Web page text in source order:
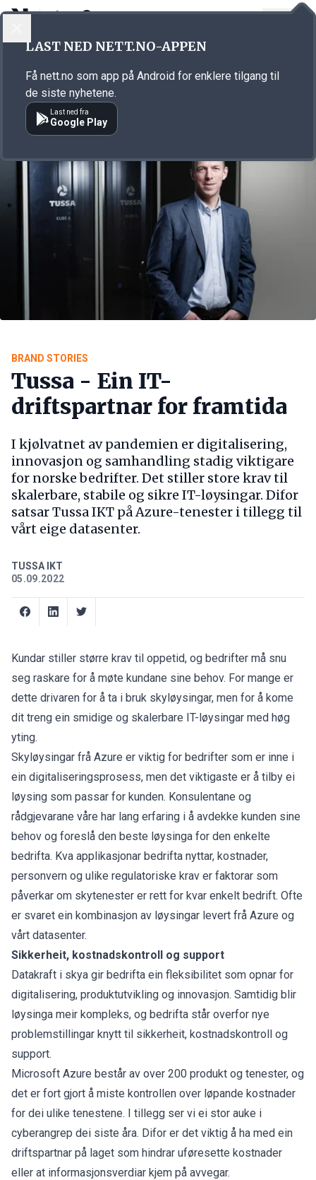
Annonsørinnhold
Annonsørinnhold
BRAND STORIES
Tussa - Ein IT-
driftspartnar for framtida
I kjølvatnet av pandemien er digitalisering,
innovasjon og samhandling stadig viktigare
for norske bedrifter. Det stiller store krav til
skalerbare, stabile og sikre IT-løysingar. Difor
satsar Tussa IKT på Azure-tenester i tillegg til
vårt eige datasenter.
TUSSA IKT
05.09.2022
Kundar stiller større krav til oppetid, og bedrifter må snu
seg raskare for å møte kundane sine behov. For mange er
dette drivaren for å ta i bruk skyløysingar, men for å kome
dit treng ein smidige og skalerbare IT-løysingar med høg
yting.
Skyløysingar frå Azure er viktig for bedrifter som er inne i
ein digitaliseringsprosess, men det viktigaste er å tilby ei
løysing som passar for kunden. Konsulentane og
rådgjevarane våre har lang erfaring i å avdekke kunden sine
behov og foreslå den beste løysinga for den enkelte
bedrifta. Kva applikasjonar bedrifta nyttar, kostnader,
personvern og ulike regulatoriske krav er faktorar som
påverkar om skytenester er rett for kvar enkelt bedrift. Ofte
er svaret ein kombinasjon av løysingar levert frå Azure og
vårt datasenter.
Sikkerheit, kostnadskontroll og support
Datakraft i skya gir bedrifta ein fleksibilitet som opnar for
digitalisering, produktutvikling og innovasjon. Samtidig blir
løysinga meir kompleks, og bedrifta står overfor nye
problemstillingar knytt til sikkerheit, kostnadskontroll og
support.
Microsoft Azure består av over 200 produkt og tenester, og
det er fort gjort å miste kontrollen over løpande kostnader
for dei ulike tenestene. I tillegg ser vi ei stor auke i
cyberangrep dei siste åra. Difor er det viktig å ha med ein
driftspartnar på laget som hindrar uføresette kostnader
eller at informasjonsverdiar kjem på avvegar.
LAST NED NETT.NO-APPEN
Få nett.no som app på Android for enklere tilgang til
de siste nyhetene.
Last ned fra
Google Play